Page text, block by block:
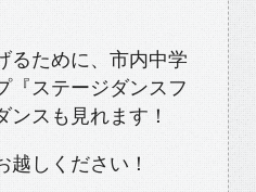
るために、市内中学
『ステージダンスフ
ンスも見れます！
越しください！